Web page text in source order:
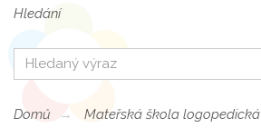
Hledání
Domů Mateřská škola logopedická